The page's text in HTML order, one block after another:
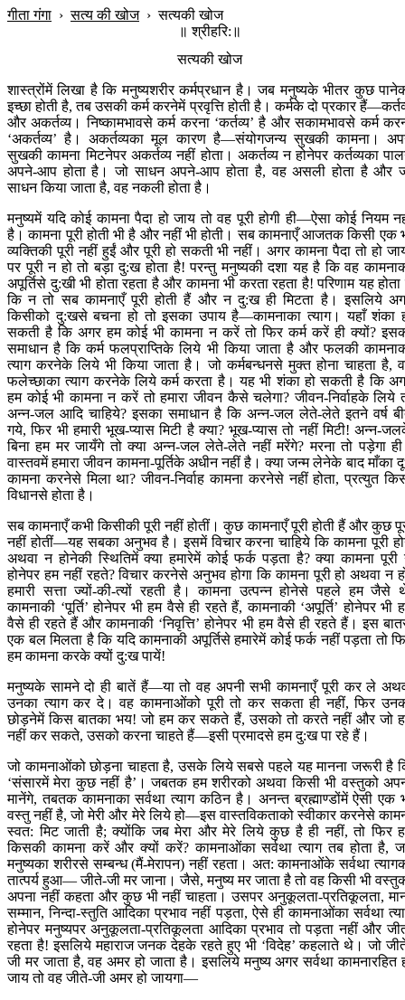
गीता गंगा ›सत्य की खोज›सत्यकी खोज
॥ श्रीहरि:॥
सत्यकी खोज
शास्त्रोंमें लिखा है कि मनुष्यशरीर कर्मप्रधान है। जब मनुष्यके भीतर कुछ
इच्छा होती है, तब उसकी कर्म करनेमें प्रवृत्ति होती है। कर्मके दो प्रकार
और अकर्तव्य। निष्कामभावसे कर्म करना ‘कर्तव्य’ है और सकामभावसे कर्म
‘अकर्तव्य’ है। अकर्तव्यका मूल कारण है—संयोगजन्य सुखकी कामना।
सुखकी कामना मिटनेपर अकर्तव्य नहीं होता। अकर्तव्य न होनेपर कर्तव्यका
अपने-आप होता है। जो साधन अपने-आप होता है, वह असली होता है और
साधन किया जाता है, वह नकली होता है।
मनुष्यमें यदि कोई कामना पैदा हो जाय तो वह पूरी होगी ही—ऐसा कोई नियम
है। कामना पूरी होती भी है और नहीं भी होती। सब कामनाएँ आजतक किसी एक
व्यक्तिकी पूरी नहीं हुईं और पूरी हो सकती भी नहीं। अगर कामना पैदा तो हो
पर पूरी न हो तो बड़ा दु:ख होता है! परन्तु मनुष्यकी दशा यह है कि वह
अपूर्तिसे दु:खी भी होता रहता है और कामना भी करता रहता है! परिणाम यह होता
कि न तो सब कामनाएँ पूरी होती हैं और न दु:ख ही मिटता है। इसलिये
किसीको दु:खसे बचना हो तो इसका उपाय है—कामनाका त्याग। यहाँ शंका
सकती है कि अगर हम कोई भी कामना न करें तो फिर कर्म करें ही क्यों?
समाधान है कि कर्म फलप्राप्तिके लिये भी किया जाता है और फलकी
त्याग करनेके लिये भी किया जाता है। जो कर्मबन्धनसे मुक्त होना चाहता है,
फलेच्छाका त्याग करनेके लिये कर्म करता है। यह भी शंका हो सकती है कि
हम कोई भी कामना न करें तो हमारा जीवन कैसे चलेगा? जीवन-निर्वाहके लिये
अन्न-जल आदि चाहिये? इसका समाधान है कि अन्न-जल लेते-लेते इतने वर्ष
गये, फिर भी हमारी भूख-प्यास मिटी है क्या? भूख-प्यास तो नहीं मिटी! अन्न-
बिना हम मर जायँगे तो क्या अन्न-जल लेते-लेते नहीं मरेंगे? मरना तो पड़ेगा
वास्तवमें हमारा जीवन कामना-पूर्तिके अधीन नहीं है। क्या जन्म लेनेके बाद माँका
कामना करनेसे मिला था? जीवन-निर्वाह कामना करनेसे नहीं होता, प्रत्युत
विधानसे होता है।
सब कामनाएँ कभी किसीकी पूरी नहीं होतीं। कुछ कामनाएँ पूरी होती हैं और कुछ
नहीं होतीं—यह सबका अनुभव है। इसमें विचार करना चाहिये कि कामना पूरी
अथवा न होनेकी स्थितिमें क्या हमारेमें कोई फर्क पड़ता है? क्या कामना पूरी
होनेपर हम नहीं रहते? विचार करनेसे अनुभव होगा कि कामना पूरी हो अथवा न
हमारी सत्ता ज्यों-की-त्यों रहती है। कामना उत्पन्न होनेसे पहले हम जैसे
कामनाकी ‘पूर्ति’ होनेपर भी हम वैसे ही रहते हैं, कामनाकी ‘अपूर्ति’ होनेपर भी
वैसे ही रहते हैं और कामनाकी ‘निवृत्ति’ होनेपर भी हम वैसे ही रहते हैं। इस
एक बल मिलता है कि यदि कामनाकी अपूर्तिसे हमारेमें कोई फर्क नहीं पड़ता तो
हम कामना करके क्यों दु:ख पायें!
मनुष्यके सामने दो ही बातें हैं—या तो वह अपनी सभी कामनाएँ पूरी कर ले
उनका त्याग कर दे। वह कामनाओंको पूरी तो कर सकता ही नहीं, फिर
छोड़नेमें किस बातका भय! जो हम कर सकते हैं, उसको तो करते नहीं और जो
नहीं कर सकते, उसको करना चाहते हैं—इसी प्रमादसे हम दु:ख पा रहे हैं।
जो कामनाओंको छोड़ना चाहता है, उसके लिये सबसे पहले यह मानना जरूरी है
‘संसारमें मेरा कुछ नहीं है’। जबतक हम शरीरको अथवा किसी भी वस्तुको
मानेंगे, तबतक कामनाका सर्वथा त्याग कठिन है। अनन्त ब्रह्माण्डोंमें ऐसी एक
वस्तु नहीं है, जो मेरी और मेरे लिये हो—इस वास्तविकताको स्वीकार करनेसे
स्वत: मिट जाती है; क्योंकि जब मेरा और मेरे लिये कुछ है ही नहीं, तो फिर
किसकी कामना करें और क्यों करें? कामनाओंका सर्वथा त्याग तब होता है,
मनुष्यका शरीरसे सम्बन्ध (मैं-मेरापन) नहीं रहता। अत: कामनाओंके सर्वथा
तात्पर्य हुआ— जीते-जी मर जाना। जैसे, मनुष्य मर जाता है तो वह किसी भी
अपना नहीं कहता और कुछ भी नहीं चाहता। उसपर अनुकूलता-प्रतिकूलता,
सम्मान, निन्दा-स्तुति आदिका प्रभाव नहीं पड़ता, ऐसे ही कामनाओंका सर्वथा
होनेपर मनुष्यपर अनुकूलता-प्रतिकूलता आदिका प्रभाव तो पड़ता नहीं और
रहता है! इसलिये महाराज जनक देहके रहते हुए भी ‘विदेह’ कहलाते थे। जो
जी मर जाता है, वह अमर हो जाता है। इसलिये मनुष्य अगर सर्वथा कामनारहित
जाय तो वह जीते-जी अमर हो जायगा—